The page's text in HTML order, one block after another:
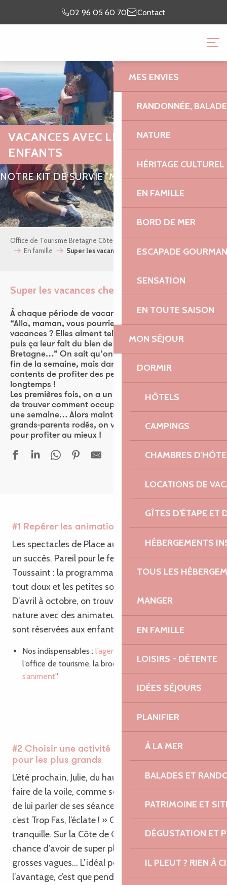
02 96 05 60 70 Contact
mon séjour
Je suis
sur place
OFFICE DE TOURISME
MES ENVIES
RANDONNÉE,
NATURE
HÉRITAGE CULTUREL
EN FAMILLE
BORD DE MER
ESCAPADE
SENSATION
EN TOUTE SAISON
MON SÉJOUR
DORMIR
HÔTELS
CAMPINGS
CHAMBRES
LOCATIONS DE
GÎTES D'ÉTAPE ET
HÉBERGEMENTS
TOUS LES
MANGER
EN FAMILLE
LOISIRS - DÉTENTE
IDÉES SÉJOURS
PLANIFIER
À LA MER
BALADES ET
PATRIMOINE ET
DÉGUSTATION ET
IL PLEUT ? RIEN À
VACANCES AVEC LES PETITS-
ENFANTS
NOTRE KIT DE SURVIE "MADE IN TRÉGOR"
Office de Tourisme Bretagne Côte de Granit Rose
En famille
Super les vacances chez papi et mamie
Super les vacances chez papi et mamie
À chaque période de vacances scolaires, c’est pareil :
“Allo, maman, vous pourriez prendre les filles pour les
vacances ? Elles aiment tellement aller chez vous, et
puis ça leur fait du bien de respirer le bon air de
Bretagne…” On sait qu’on va être sur les rotules à la
fin de la semaine, mais dans le fond, on est tellement
contents de profiter des petites qu’on n’hésite jamais
longtemps !
Les premières fois, on a un peu pataugé. Pas si facile
de trouver comment occuper les petits-enfants toute
une semaine… Alors maintenant qu’on est des
grands-parents rodés, on vous partage nos astuces
pour profiter au mieux !
#1 Repérer les animations
Les spectacles de Place aux mômessont toujours
un succès. Pareil pour le festival Môm’Art à la
Toussaint : la programmation est sympa, le prix
tout doux et les petites sortent toujours ravies.
D’avril à octobre, on trouve aussi plein de sorties
nature avec des animateurs pros, dont certaines
sont réservées aux enfants
Nos indispensables : l’agenda des animations
l’office de tourisme, la brochure
Les espaces naturels
s’animent”
#2 Choisir une activité de plein air encadrée
pour les plus grands
L’été prochain, Julie, du haut de ses sept ans, veut
faire de la voile, comme son cousin qui n’arrête pas
de lui parler de ses séances d’optimist. « Tu vas voir
c’est Trop Fas, l’éclate ! » On l’inscrira l’esprit
tranquille. Sur la Côte de Granit Rose, on a la
chance d’avoir de super plans d’eau protégés, sans
grosses vagues… L’idéal pour les enfants ! Et
l’avantage, c’est que pendant ce temps-là on